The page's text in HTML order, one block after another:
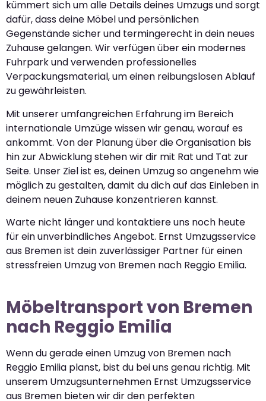
kümmert sich um alle Details deines Umzugs und sorgt
dafür, dass deine Möbel und persönlichen
Gegenstände sicher und termingerecht in dein neues
Zuhause gelangen. Wir verfügen über ein modernes
Fuhrpark und verwenden professionelles
Verpackungsmaterial, um einen reibungslosen Ablauf
zu gewährleisten.
Mit unserer umfangreichen Erfahrung im Bereich
internationale Umzüge wissen wir genau, worauf es
ankommt. Von der Planung über die Organisation bis
hin zur Abwicklung stehen wir dir mit Rat und Tat zur
Seite. Unser Ziel ist es, deinen Umzug so angenehm wie
möglich zu gestalten, damit du dich auf das Einleben in
deinem neuen Zuhause konzentrieren kannst.
Warte nicht länger und kontaktiere uns noch heute
für ein unverbindliches Angebot. Ernst Umzugsservice
aus Bremen ist dein zuverlässiger Partner für einen
stressfreien Umzug von Bremen nach Reggio Emilia.
Möbeltransport von Bremen
nach Reggio Emilia
Wenn du gerade einen Umzug von Bremen nach
Reggio Emilia planst, bist du bei uns genau richtig. Mit
unserem Umzugsunternehmen Ernst Umzugsservice
aus Bremen bieten wir dir den perfekten